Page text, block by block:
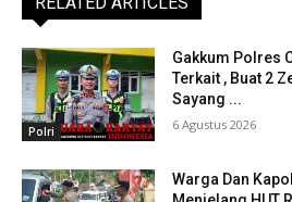
Polri
Gakkum Polres
Terkait , Buat 2
Sayang ...
6 Agustus 2026
Warga Dan